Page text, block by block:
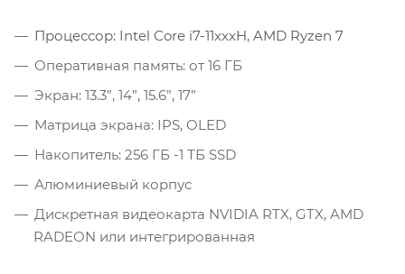
Процессор: Intel Core i7-11xxxH, AMD Ryzen 7
Оперативная память: от 16 ГБ
Экран: 13.3”, 14”, 15.6”, 17”
Матрица экрана: IPS, OLED
Накопитель: 256 ГБ -1 ТБ SSD
Алюминиевый корпус
Дискретная видеокарта NVIDIA RTX, GTX, AMD
RADEON или интегрированная